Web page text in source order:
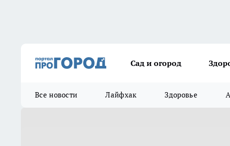
Сад и огород
Все новости Лайфхак Здоровье